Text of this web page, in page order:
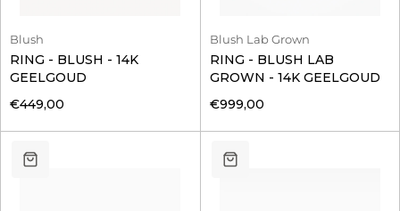
Blush
RING - BLUSH - 14K
GEELGOUD
€449,00
Blush Lab Grown
RING - BLUSH LAB
GROWN - 14K GEELGOUD
€999,00